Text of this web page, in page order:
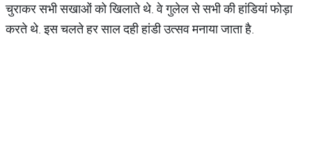
चुराकर सभी सखाओं को खिलाते थे. वे गुलेल से सभी की हांडियां फोड़ा
करते थे. इस चलते हर साल दही हांडी उत्सव मनाया जाता है.